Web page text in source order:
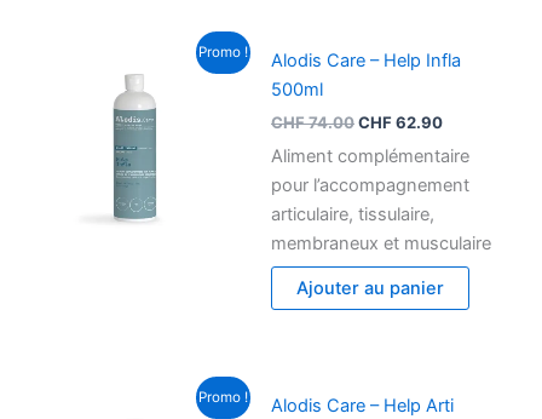
Promo !
Alodis Care – Help Infla
500ml
CHF74.00
prix
CHF 74.00.
CHF62.90
prix
CHF 62.90.
Aliment complémentaire
pour l’accompagnement
articulaire, tissulaire,
membraneux et musculaire
Ajouter au panier
Promo !
Alodis Care – Help Arti
prix
prix